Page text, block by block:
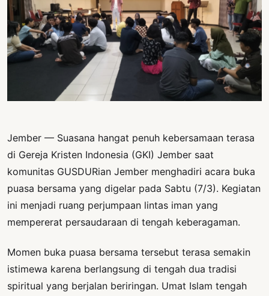
Jember — Suasana hangat penuh kebersamaan terasa
di Gereja Kristen Indonesia (GKI) Jember saat
komunitas GUSDURian Jember menghadiri acara buka
puasa bersama yang digelar pada Sabtu (7/3). Kegiatan
ini menjadi ruang perjumpaan lintas iman yang
mempererat persaudaraan di tengah keberagaman.
Momen buka puasa bersama tersebut terasa semakin
istimewa karena berlangsung di tengah dua tradisi
spiritual yang berjalan beriringan. Umat Islam tengah